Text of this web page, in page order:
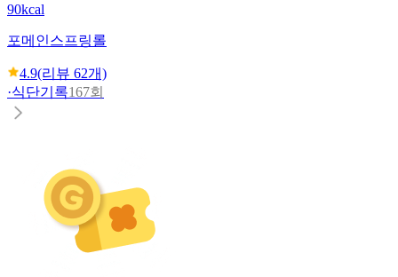
90kcal
포메인스프링롤
4.9(리뷰 62개)
·식단기록167회